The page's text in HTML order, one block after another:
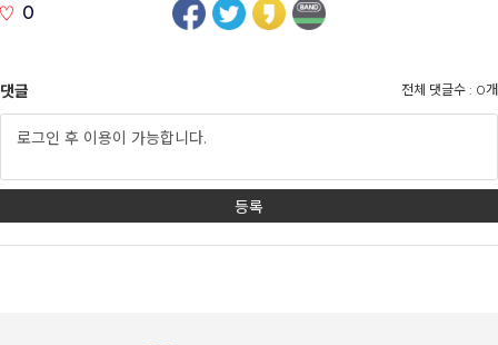
0
댓글 전체 댓글수 : 0개